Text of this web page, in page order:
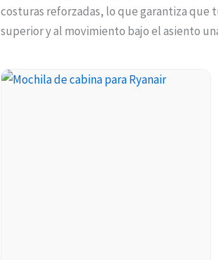
costuras reforzadas, lo que garantiza
superior y al movimiento bajo el asiento